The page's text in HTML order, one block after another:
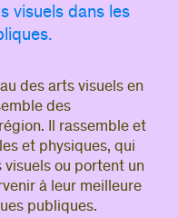
une annonce
visuels dans les
des arts visuels en
des
Il rassemble et
et physiques, qui
ou portent un
à leur meilleure
publiques.